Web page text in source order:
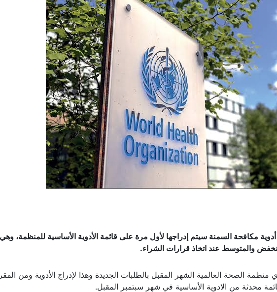
مكافحة السمنة سيتم إدراجها لأول مرة على قائمة الأدوية الأساسية للمنظمة،
والمتوسط عند اتخاذ قرارات الشراء.
الصحة العالمية الشهر المقبل بالطلبات الجديدة وهذا لإدراج الأدوية ومن
محدثة من الادوية الأساسية في شهر سبتمبر المقبل.